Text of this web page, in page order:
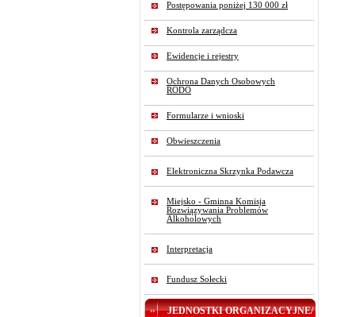
Postępowania poniżej 130 000 zł
Kontrola zarządcza
Ewidencje i rejestry
Ochrona Danych Osobowych
RODO
Formularze i wnioski
Obwieszczenia
Elektroniczna Skrzynka Podawcza
Miejsko - Gminna Komisja
Rozwiązywania Problemów
Alkoholowych
Interpretacja
Fundusz Sołecki
JEDNOSTKI ORGANIZACYJNE/